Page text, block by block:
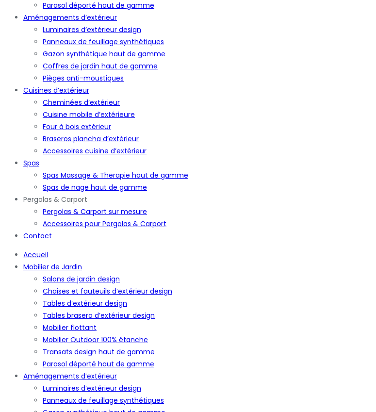
Parasol déporté haut de gamme
Aménagements d’extérieur
Luminaires d’extérieur design
Panneaux de feuillage synthétiques
Gazon synthétique haut de gamme
Coffres de jardin haut de gamme
Pièges anti-moustiques
Cuisines d’extérieur
Cheminées d’extérieur
Cuisine mobile d’extérieure
Four à bois extérieur
Braseros plancha d’extérieur
Accessoires cuisine d’extérieur
Spas
Spas Massage & Therapie haut de gamme
Spas de nage haut de gamme
Pergolas & Carport
Pergolas & Carport sur mesure
Accessoires pour Pergolas & Carport
Contact
Accueil
Mobilier de Jardin
Salons de jardin design
Chaises et fauteuils d’extérieur design
Tables d’extérieur design
Tables brasero d’extérieur design
Mobilier flottant
Mobilier Outdoor 100% étanche
Transats design haut de gamme
Parasol déporté haut de gamme
Aménagements d’extérieur
Luminaires d’extérieur design
Panneaux de feuillage synthétiques